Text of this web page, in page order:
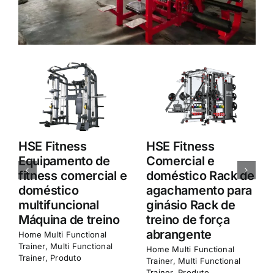
HSE Fitness
Comercial e
Doméstico Estante
de agachamento
Treino de força
abrangente
Home Multi Functional
Trainer, Multi Functional
Trainer, Produto
Estrutura
multifunções da
máquina Smith M8
da HSE Fitness
para uso comercial
e doméstico
Home Multi Functional
Trainer,Multi Functional
Trainer, Produto